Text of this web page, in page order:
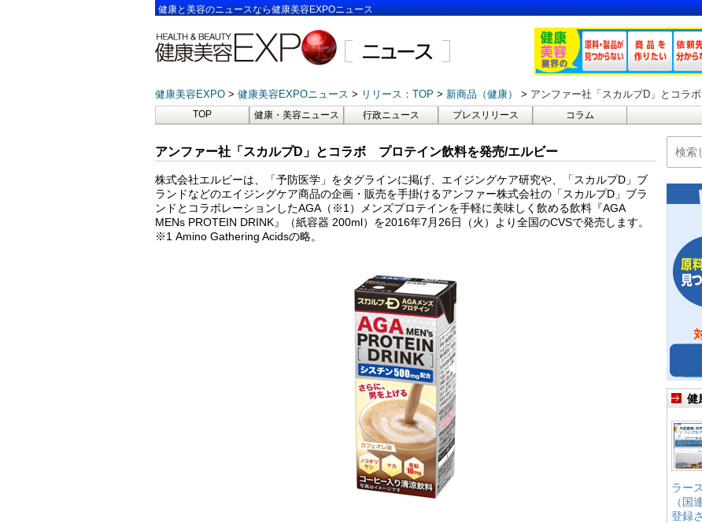
健康と美容のニュースなら健康美容EXPOニュース
健康美容EXPO 健康美容EXPOニュース リリース：TOP 新商品（健康） アンファー社「スカルプD」とコラ
TOP 健康・美容ニュース 行政ニュース プレスリリース コラム
アンファー社「スカルプD」とコラボ プロテイン飲料を発売/エルビー
株式会社エルビーは、「予防医学」をタグラインに掲げ、エイジングケア研究や、「スカルプD」ブ
ランドなどのエイジングケア商品の企画・販売を手掛けるアンファー株式会社の「スカルプD」ブラ
ンドとコラボレーションしたAGA（※1）メンズプロテインを手軽に美味しく飲める飲料『AGA
MENs PROTEIN DRINK』（紙容器 200ml）を2016年7月26日（火）より全国のCVSで発売します。
※1 Amino Gathering Acidsの略。
健
ラー
（国
登録